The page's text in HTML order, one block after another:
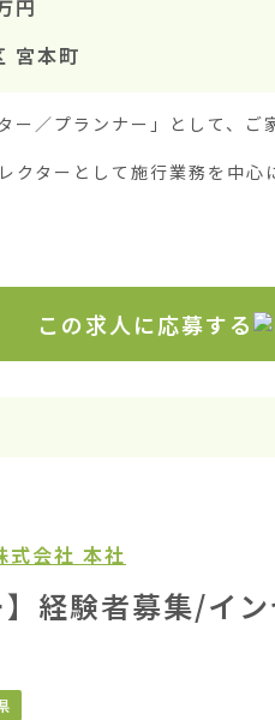
円
宮本町
ー／プランナー」として、ご
クターとして施行業務を中心
この求人に応募する
式会社 本社
】経験者募集/イ